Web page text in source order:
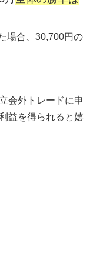
場合、30,700円の
会外トレードに申
益を得られると嬉